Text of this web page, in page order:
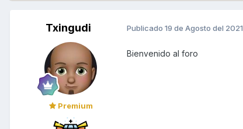
Txingudi
Premium
Publicado 19 de Agosto del 2021
Bienvenido al foro